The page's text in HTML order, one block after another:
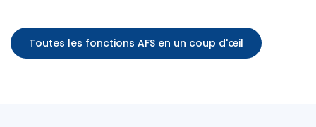
Toutes les fonctions AFS en un coup d'œil